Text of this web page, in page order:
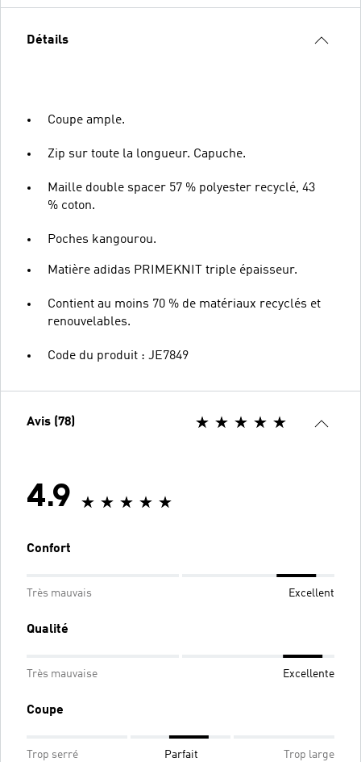
Détails
Coupe ample.
Zip sur toute la longueur. Capuche.
Maille double spacer 57 % polyester recyclé, 43
% coton.
Poches kangourou.
Matière adidas PRIMEKNIT triple épaisseur.
Contient au moins 70 % de matériaux recyclés et
renouvelables.
Code du produit : JE7849
Avis (78)
4.9
Confort
Très mauvais Excellent
Qualité
Très mauvaise Excellente
Coupe
Trop serré Parfait Trop large